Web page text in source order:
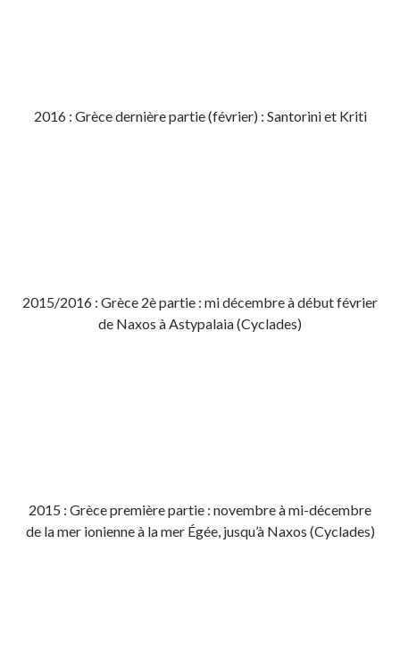
2016 : Grèce dernière partie (février) : Santorini et Kriti
2015/2016 : Grèce 2è partie : mi décembre à début février
de Naxos à Astypalaia (Cyclades)
2015 : Grèce première partie : novembre à mi-décembre
de la mer ionienne à la mer Égée, jusqu’à Naxos (Cyclades)